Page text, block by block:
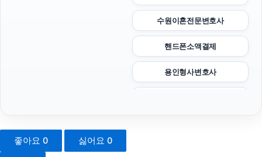
수원이혼전문변호사
핸드폰소액결제
용인형사변호사
좋아요 0 싫어요 0